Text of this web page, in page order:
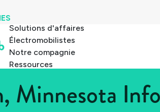
Solutions d'affaires
Électromobilistes
Notre compagnie
Ressources
Minnesota